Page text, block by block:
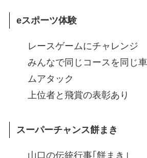
eスポーツ体験
レースゲームにチャレンジ
みんなで同じコースを同じ
ムアタック
上位者と飛賞の表彰あり
スーパーチャンス餅まき
山口の伝統行事｢餅まき｣